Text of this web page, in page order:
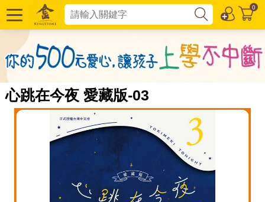
0
心跳在今夜 愛藏版-03